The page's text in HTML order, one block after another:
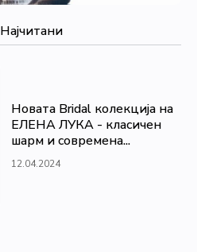
Најчитани
Новата Bridal колекција на
ЕЛЕНА ЛУКА - класичен
шарм и современа...
12.04.2024